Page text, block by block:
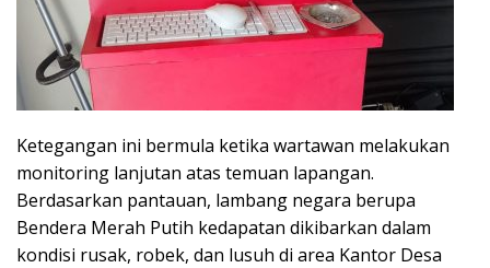
Ketegangan ini bermula ketika wartawan melakukan
monitoring lanjutan atas temuan lapangan.
Berdasarkan pantauan, lambang negara berupa
Bendera Merah Putih kedapatan dikibarkan dalam
kondisi rusak, robek, dan lusuh di area Kantor Desa